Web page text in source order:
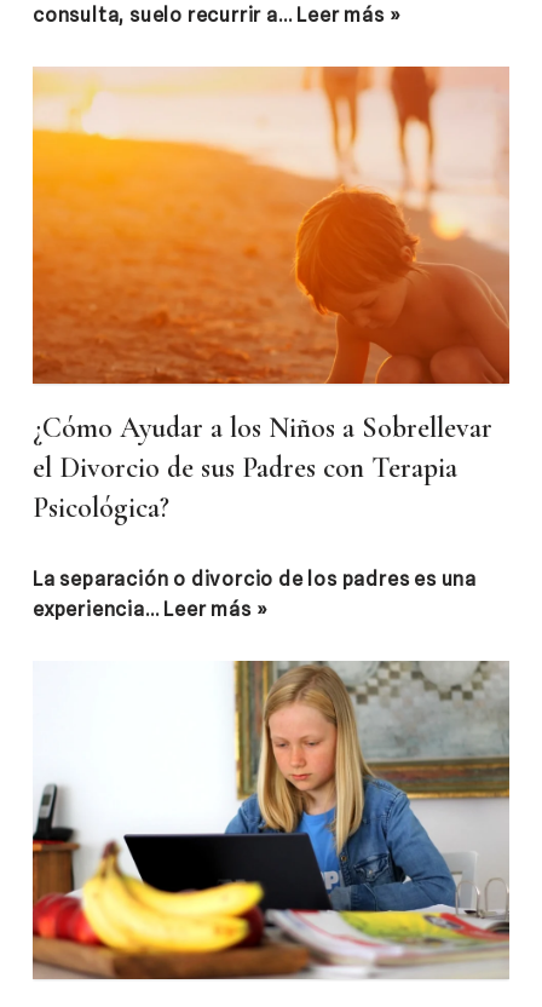
consulta, suelo recurrir a… Leer más »
¿Cómo Ayudar a los Niños a Sobrellevar
el Divorcio de sus Padres con Terapia
Psicológica?
La separación o divorcio de los padres es una
experiencia… Leer más »